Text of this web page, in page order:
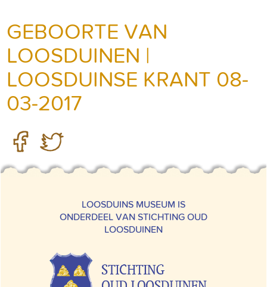
GEBOORTE VAN
LOOSDUINEN |
LOOSDUINSE KRANT 08-
03-2017
LOOSDUINS MUSEUM IS
ONDERDEEL VAN STICHTING OUD
LOOSDUINEN